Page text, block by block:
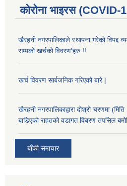
कोरोना भाइरस (COVID-
खैरहनी नगरपालिकाले स्थापना गरेको विपद्द
सम्मको खर्चको विवरण'हरु !!
खर्च विवरण सार्बजनिक गरिएको बारे |
खैरहनी नगरपालिकाद्वारा दोश्रो चरणमा
बाडिएको राहतको वडागत विबरण तपसिल
बाँकी समाचार